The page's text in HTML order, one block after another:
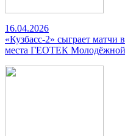
16.04.2026
«Кузбасс-2» сыграет матчи
места ГЕОТЕК Молодёжной